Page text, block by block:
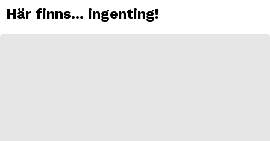
Här finns… ingenting!